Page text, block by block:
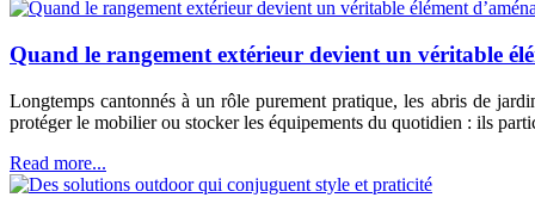
Quand le rangement extérieur devient un véritable
Longtemps cantonnés à un rôle purement pratique, les abris de
protéger le mobilier ou stocker les équipements du quotidien : ils
Read more...